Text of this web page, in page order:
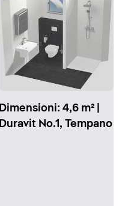
Dimensioni: 4,6 m² |
Duravit No.1, Tempano